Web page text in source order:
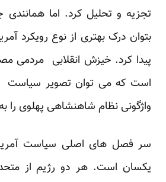
تجزیه و تحلیل کرد. اما همانندی
بتوان درک بهتری از نوع رویکرد
پیدا کرد. خیزش انقلابی مردمی
است که می توان تصویر
واژگونی نظام شاهنشاهی پهلوی
سر فصل های اصلی سیاست
یکسان است. هر دو رژیم از